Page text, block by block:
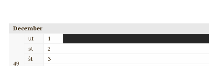
December
49
ut
1
st
2
št
3